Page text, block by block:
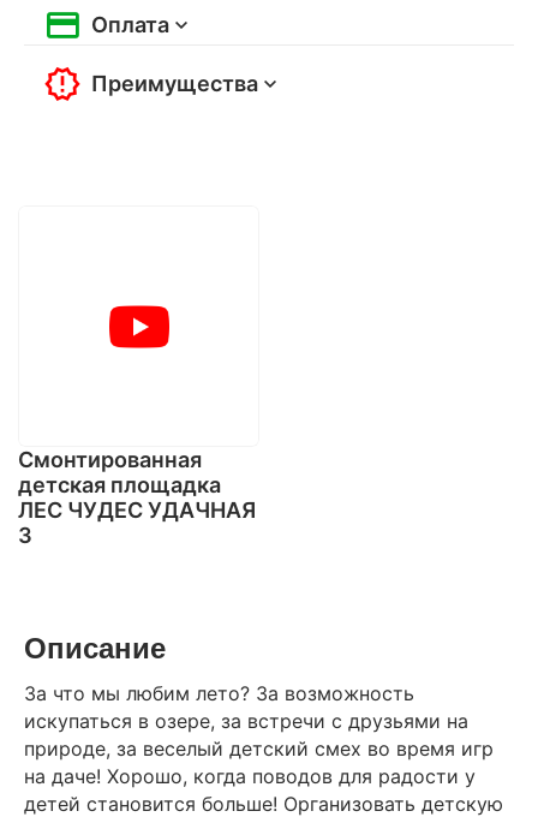
Оплата
Преимущества
Смонтированная
детская площадка
ЛЕС ЧУДЕС УДАЧНАЯ
3
Описание
За что мы любим лето? За возможность
искупаться в озере, за встречи с друзьями на
природе, за веселый детский смех во время игр
на даче! Хорошо, когда поводов для радости у
детей становится больше! Организовать детскую